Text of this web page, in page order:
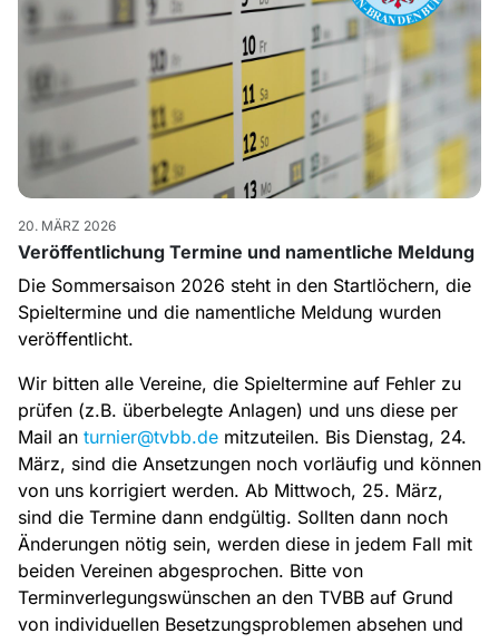
20. MÄRZ 2026
Veröffentlichung Termine und namentliche Meldung
Die Sommersaison 2026 steht in den Startlöchern, die
Spieltermine und die namentliche Meldung wurden
veröffentlicht.
Wir bitten alle Vereine, die Spieltermine auf Fehler zu
prüfen (z.B. überbelegte Anlagen) und uns diese per
Mail an turnier@tvbb.de mitzuteilen. Bis Dienstag, 24.
März, sind die Ansetzungen noch vorläufig und können
von uns korrigiert werden. Ab Mittwoch, 25. März,
sind die Termine dann endgültig. Sollten dann noch
Änderungen nötig sein, werden diese in jedem Fall mit
beiden Vereinen abgesprochen. Bitte von
Terminverlegungswünschen an den TVBB auf Grund
von individuellen Besetzungsproblemen absehen und